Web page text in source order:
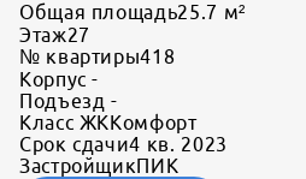
Общая площадь25.7 м²
Этаж27
№ квартиры418
Корпус -
Подъезд -
Класс ЖККомфорт
Срок сдачи4 кв. 2023
ЗастройщикПИК